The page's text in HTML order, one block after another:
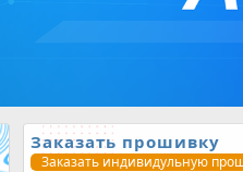
Заказать прошивку
Заказать индивидульную